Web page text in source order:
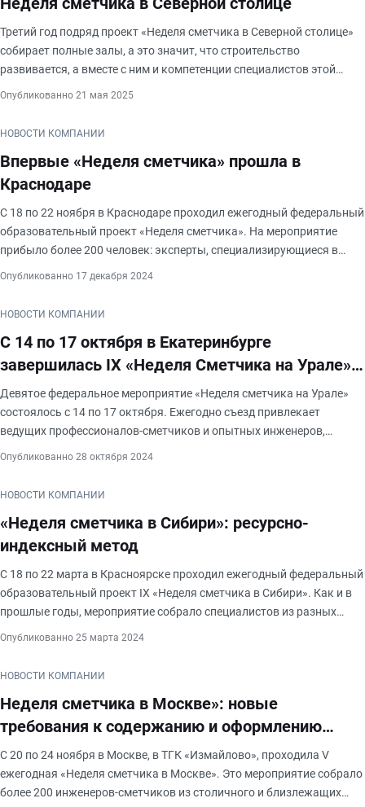
Третий год подряд проект «Неделя сметчика в Северной столице»
собирает полные залы, а это значит, что строительство
развивается, а вместе с ним и компетенции специалистов этой
Опубликованно 21 мая 2025
НОВОСТИ КОМПАНИИ
Впервые «Неделя сметчика» прошла в
Краснодаре
С 18 по 22 ноября в Краснодаре проходил ежегодный федеральный
образовательный проект «Неделя сметчика». На мероприятие
прибыло более 200 человек: эксперты, специализирующиеся в
Опубликованно 17 декабря 2024
НОВОСТИ КОМПАНИИ
С 14 по 17 октября в Екатеринбурге
завершилась IX «Неделя Сметчика на Урале»,
которая подвела итоги перехода на ресурсно-
индексный метод
Девятое федеральное мероприятие «Неделя сметчика на Урале»
состоялось с 14 по 17 октября. Ежегодно съезд привлекает
ведущих профессионалов-сметчиков и опытных инженеров,
Опубликованно 28 октября 2024
НОВОСТИ КОМПАНИИ
«Неделя сметчика в Сибири»: ресурсно-
индексный метод
С 18 по 22 марта в Красноярске проходил ежегодный федеральный
образовательный проект IX «Неделя сметчика в Сибири». Как и в
прошлые годы, мероприятие собрало специалистов из разных
постоянные участники мероприятия, что говорит о его высоком
уровне. Всего на мероприятии было 250 участников. В рамках
«Ценообразование и сметное нормирование в строительстве.
Выполнение сметных расчетов в РИМ» , слушатели вместе с
экспертами рассмотрели важные вопросы программы:
Опубликованно 25 марта 2024
НОВОСТИ КОМПАНИИ
Неделя сметчика в Москве»: новые
требования к содержанию и оформлению
сметной документации
С 20 по 24 ноября в Москве, в ТГК «Измайлово», проходила V
ежегодная «Неделя сметчика в Москве». Это мероприятие собрало
более 200 инженеров-сметчиков из столичного и близлежащих